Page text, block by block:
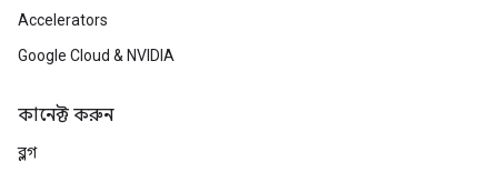
Accelerators
Google Cloud & NVIDIA
কানেক্ট করুন
ব্লগ